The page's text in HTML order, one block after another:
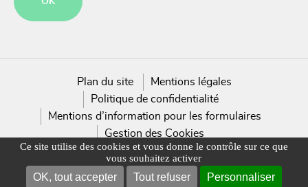
Ce site utilise des cookies et vous donne le contrôle sur ce que
vous souhaitez activer
OK, tout accepter Tout refuser Personnaliser
Plan du site
Mentions légales
Politique de confidentialité
Mentions d’information pour les formulaires
Gestion des Cookies